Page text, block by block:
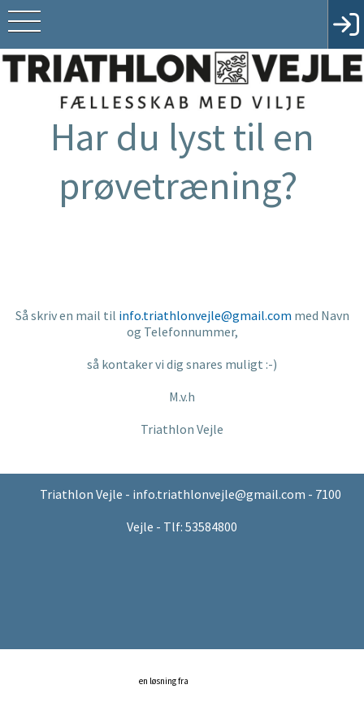
Har du lyst til en
prøvetræning?
Så skriv en mail til info.triathlonvejle@gmail.com med Navn
og Telefonnummer,
så kontaker vi dig snares muligt :-)
M.v.h
Triathlon Vejle
Triathlon Vejle - info.triathlonvejle@gmail.com - 7100
Vejle - Tlf: 53584800
en løsning fra